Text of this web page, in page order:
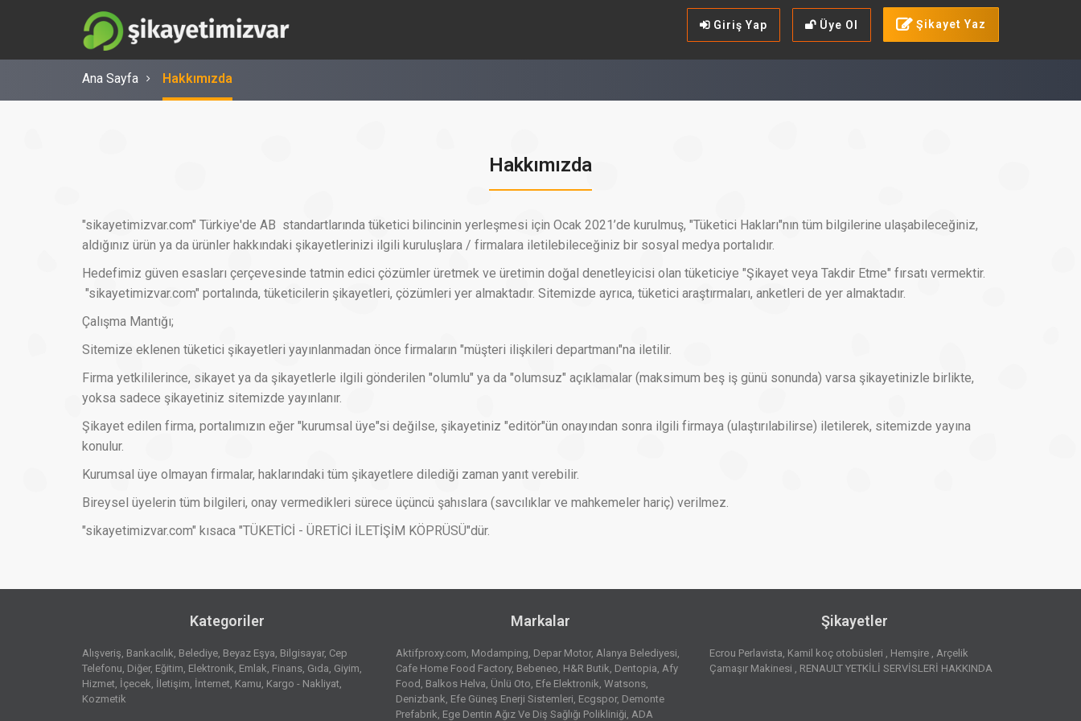
Şikayet Yaz
Üye Ol
Giriş Yap
Ana Sayfa Hakkımızda
Hakkımızda
"sikayetimizvar.com" Türkiye'de AB standartlarında tüketici bilincinin yerleşmesi için Ocak 2021’de kurulmuş, "Tüketici Hakları"nın tüm bilgilerine ulaşabileceğiniz,
aldığınız ürün ya da ürünler hakkındaki şikayetlerinizi ilgili kuruluşlara / firmalara iletilebileceğiniz bir sosyal medya portalıdır.
Hedefimiz güven esasları çerçevesinde tatmin edici çözümler üretmek ve üretimin doğal denetleyicisi olan tüketiciye "Şikayet veya Takdir Etme" fırsatı vermektir.
"sikayetimizvar.com" portalında, tüketicilerin şikayetleri, çözümleri yer almaktadır. Sitemizde ayrıca, tüketici araştırmaları, anketleri de yer almaktadır.
Çalışma Mantığı;
Sitemize eklenen tüketici şikayetleri yayınlanmadan önce firmaların "müşteri ilişkileri departmanı"na iletilir.
Firma yetkililerince, sikayet ya da şikayetlerle ilgili gönderilen "olumlu" ya da "olumsuz" açıklamalar (maksimum beş iş günü sonunda) varsa şikayetinizle birlikte,
yoksa sadece şikayetiniz sitemizde yayınlanır.
Şikayet edilen firma, portalımızın eğer "kurumsal üye"si değilse, şikayetiniz "editör"ün onayından sonra ilgili firmaya (ulaştırılabilirse) iletilerek, sitemizde yayına
konulur.
Kurumsal üye olmayan firmalar, haklarındaki tüm şikayetlere dilediği zaman yanıt verebilir.
Bireysel üyelerin tüm bilgileri, onay vermedikleri sürece üçüncü şahıslara (savcılıklar ve mahkemeler hariç) verilmez.
"sikayetimizvar.com" kısaca "TÜKETİCİ - ÜRETİCİ İLETİŞİM KÖPRÜSÜ"dür.
Kategoriler
Alışveriş Bankacılık Belediye Beyaz Eşya Bilgisayar Cep
Telefonu Diğer Eğitim Elektronik Emlak Finans Gıda Giyim
Hizmet İçecek İletişim İnternet Kamu Kargo - Nakliyat
Kozmetik
Markalar
Aktifproxy.com Modamping Depar Motor Alanya Belediyesi
Cafe Home Food Factory Bebeneo H&R Butik Dentopia Afy
Food Balkos Helva Ünlü Oto Efe Elektronik Watsons
Denizbank Efe Güneş Enerji Sistemleri Ecgspor Demonte
Prefabrik Ege Dentin Ağız Ve Diş Sağlığı Polikliniği ADA
Şikayetler
Ecrou Perlavista Kamil koç otobüsleri Hemşire Arçelik
Çamaşır Makinesi
RENAULT YETKİLİ SERVİSLERİ HAKKINDA